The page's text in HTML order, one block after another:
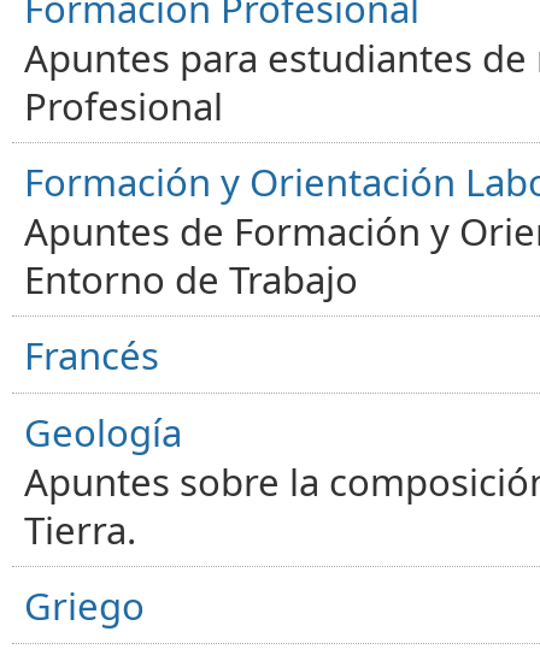
Apuntes para estudiantes
Profesional
Formación y Orientación
Apuntes de Formación y
Entorno de Trabajo
Francés
Geología
Apuntes sobre la
Tierra.
Griego